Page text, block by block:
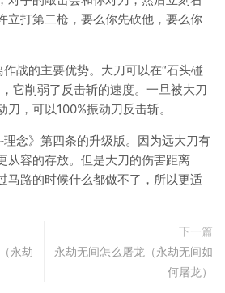
立打第二枪，要么你先砍他，要么你
战的主要优势。大刀可以在“石头碰
它削弱了反击斩的速度。一旦被大刀
，可以100%振动刀反击斩。
念》第四条的升级版。因为远大刀有
从容的存放。但是大刀的伤害距离
马路的时候什么都做不了，所以更适
永劫
下一篇
永劫无间怎么屠龙（永劫无间如
何屠龙）